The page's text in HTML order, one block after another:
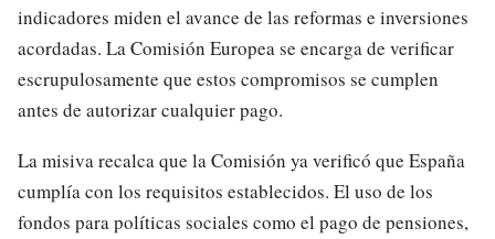
indicadores miden el avance de las reformas e inversiones
acordadas. La Comisión Europea se encarga de verificar
escrupulosamente que estos compromisos se cumplen
antes de autorizar cualquier pago.
La misiva recalca que la Comisión ya verificó que España
cumplía con los requisitos establecidos. El uso de los
fondos para políticas sociales como el pago de pensiones,